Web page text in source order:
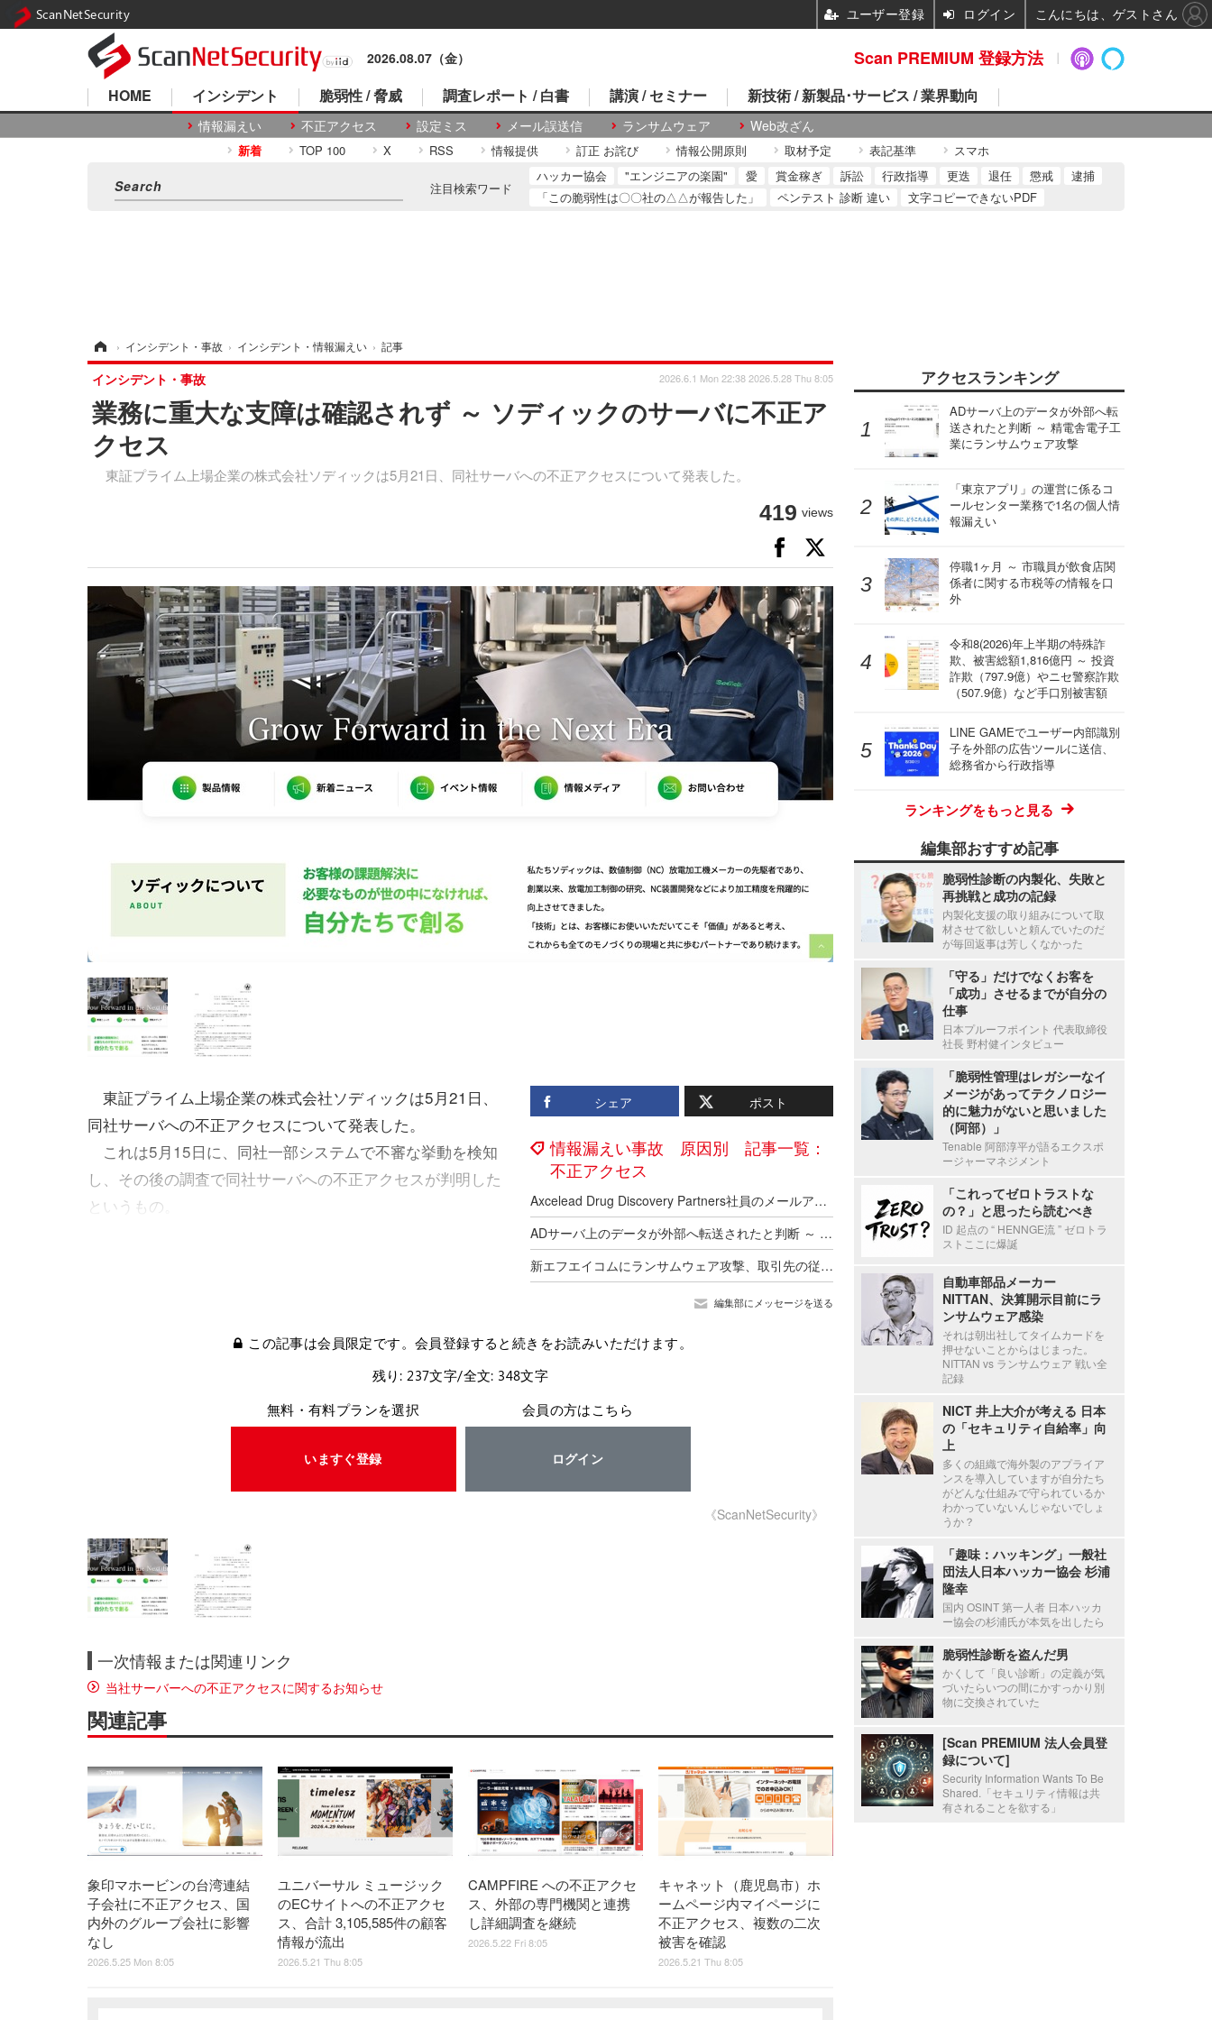
2026.08.07（金）
HOME インシデント
情報漏えい 不正アクセス 設定ミス メール誤送信 ランサムウェア Web改ざん
脆弱性 / 脅威 調査レポート / 白書 講演 / セミナー 新技術 / 新製品･サービス / 業界動向
新着 TOP 100 X RSS 情報提供 訂正 お詫び 情報公開原則 取材予定 表記基準 スマホ
注目検索ワード
ハッカー協会 "エンジニアの楽園" 愛 賞金稼ぎ 訴訟 行政指導 更迭 退任 懲戒
逮捕
「この脆弱性は〇〇社の△△が報告した」
ペンテスト 診断 違い 文字コピーできないPDF
› インシデント・事故 › インシデント・情報漏えい › 記事
業務に重大な支障は確認されず ～ ソディックのサーバに不正ア
クセス
東証プライム上場企業の株式会社ソディックは5月21日、同社サーバへの不正アクセスについて発表した。
インシデント・事故 2026.6.1 Mon 22:38 2026.5.28 Thu 8:05
419 views
シェア ポスト
情報漏えい事故 原因別 記事一覧：
不正アクセス
Axcelead Drug Discovery Partners社員のメールアカウントに不正アクセス、約7,000通のメールで痕跡を確認
ADサーバ上のデータが外部へ転送されたと判断 ～ 精電舎電子工業にランサムウェア攻撃
新エフエイコムにランサムウェア攻撃、取引先の従業員に関する個人情報が漏えいした可能性
編集部にメッセージを送る
東証プライム上場企業の株式会社ソディックは5月21日、
同社サーバへの不正アクセスについて発表した。
これは5月15日に、同社一部システムで不審な挙動を検知
し、その後の調査で同社サーバへの不正アクセスが判明した
というもの。
この記事は会員限定です。会員登録すると続きをお読みいただけます。
残り: 237文字/全文: 348文字
無料・有料プランを選択
いますぐ登録
会員の方はこちら
ログイン
《ScanNetSecurity》
一次情報または関連リンク
当社サーバーへの不正アクセスに関するお知らせ
関連記事
象印マホービンの台湾連結
子会社に不正アクセス、国
内外のグループ会社に影響
なし
2026.5.25 Mon 8:05
ユニバーサル ミュージック
のECサイトへの不正アクセ
ス、合計 3,105,585件の顧客
情報が流出
2026.5.21 Thu 8:05
CAMPFIRE への不正アクセ
ス、外部の専門機関と連携
し詳細調査を継続
2026.5.22 Fri 8:05
キャネット（鹿児島市）ホ
ームページ内マイページに
不正アクセス、複数の二次
被害を確認
2026.5.21 Thu 8:05
アクセスランキング
ADサーバ上のデータが外部へ転
送されたと判断 ～ 精電舎電子工
業にランサムウェア攻撃
「東京アプリ」の運営に係るコ
ールセンター業務で1名の個人情
報漏えい
停職1ヶ月 ～ 市職員が飲食店関
係者に関する市税等の情報を口
外
令和8(2026)年上半期の特殊詐
欺、被害総額1,816億円 ～ 投資
詐欺（797.9億）やニセ警察詐欺
（507.9億）など手口別被害額
LINE GAMEでユーザー内部識別
子を外部の広告ツールに送信、
総務省から行政指導
ランキングをもっと見る
編集部おすすめ記事
脆弱性診断の内製化、失敗と
再挑戦と成功の記録
内製化支援の取り組みについて取
材させて欲しいと頼んでいたのだ
が毎回返事は芳しくなかった
「守る」だけでなくお客を
「成功」させるまでが自分の
仕事
日本プルーフポイント 代表取締役
社長 野村健インタビュー
「脆弱性管理はレガシーなイ
メージがあってテクノロジー
的に魅力がないと思いました
（阿部）」
Tenable 阿部淳平が語るエクスポ
ージャーマネジメント
「これってゼロトラストな
の？」と思ったら読むべき
ID 起点の “ HENNGE流 ” ゼロトラ
ストここに爆誕
自動車部品メーカー
NITTAN、決算開示目前にラ
ンサムウェア感染
それは朝出社してタイムカードを
押せないことからはじまった。
NITTAN vs ランサムウェア 戦い全
記録
NICT 井上大介が考える 日本
の「セキュリティ自給率」向
上
多くの組織で海外製のアプライア
ンスを導入していますが自分たち
がどんな仕組みで守られているか
わかっていないんじゃないでしょ
うか？
「趣味：ハッキング」一般社
団法人日本ハッカー協会 杉浦
隆幸
国内 OSINT 第一人者 日本ハッカ
ー協会の杉浦氏が本気を出したら
脆弱性診断を盗んだ男
かくして「良い診断」の定義が気
づいたらいつの間にかすっかり別
物に交換されていた
[Scan PREMIUM 法人会員登
録について]
Security Information Wants To Be
Shared.「セキュリティ情報は共
有されることを欲する」
Scan PREMIUM 登録方法
ScanNetSecurity ユーザー登録 ログイン こんにちは、ゲストさん